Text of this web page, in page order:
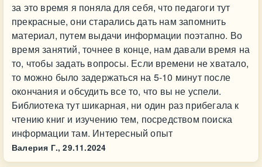
за это время я поняла для себя, что педагоги тут
прекрасные, они старались дать нам запомнить
материал, путем выдачи информации поэтапно. Во
время занятий, точнее в конце, нам давали время на
то, чтобы задать вопросы. Если времени не хватало,
то можно было задержаться на 5-10 минут после
окончания и обсудить все то, что вы не успели.
Библиотека тут шикарная, ни один раз прибегала к
чтению книг и изучению тем, посредством поиска
информации там. Интересный опыт
Валерия Г., 29.11.2024